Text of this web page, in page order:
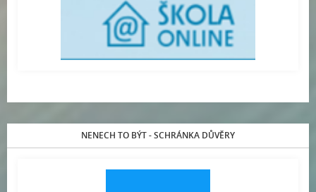
NENECH TO BÝT - SCHRÁNKA DŮVĚRY